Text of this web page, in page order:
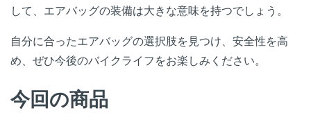
して、エアバッグの装備は大きな意味を持つでしょう。
自分に合ったエアバッグの選択肢を見つけ、安全性を高
め、ぜひ今後のバイクライフをお楽しみください。
今回の商品